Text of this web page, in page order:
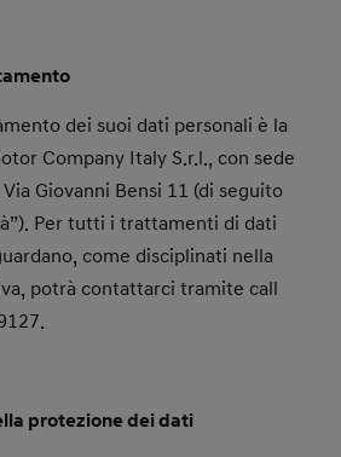
dei suoi dati personali è la
Company Italy S.r.l., con sede
Giovanni Bensi 11 (di seguito
Per tutti i trattamenti di dati
come disciplinati nella
potrà contattarci tramite call
protezione dei dati